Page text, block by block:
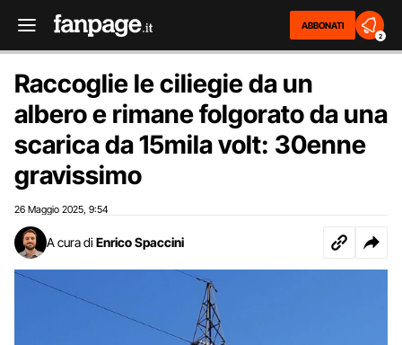
ABBONATI
2
Raccoglie le ciliegie da un
albero e rimane folgorato da una
scarica da 15mila volt: 30enne
gravissimo
26 Maggio 2025 9:54
A cura di Enrico Spaccini